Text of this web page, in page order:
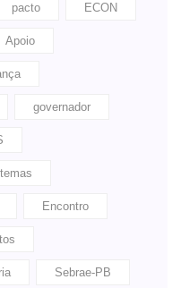
pacto ECON
Apoio
governador
Encontro
Sebrae-PB